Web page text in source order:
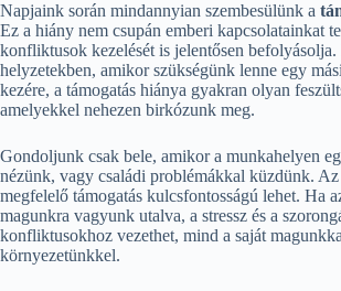
Napjaink során mindannyian szembesülünk a
Ez a hiány nem csupán emberi kapcsolatainkat
konfliktusok kezelését is jelentősen
helyzetekben, amikor szükségünk lenne egy
kezére, a támogatás hiánya gyakran olyan
amelyekkel nehezen birkózunk meg.
Gondoljunk csak bele, amikor a munkahelyen
nézünk, vagy családi problémákkal küzdünk.
megfelelő támogatás kulcsfontosságú lehet. Ha
magunkra vagyunk utalva, a stressz és a
konfliktusokhoz vezethet, mind a saját
környezetünkkel.